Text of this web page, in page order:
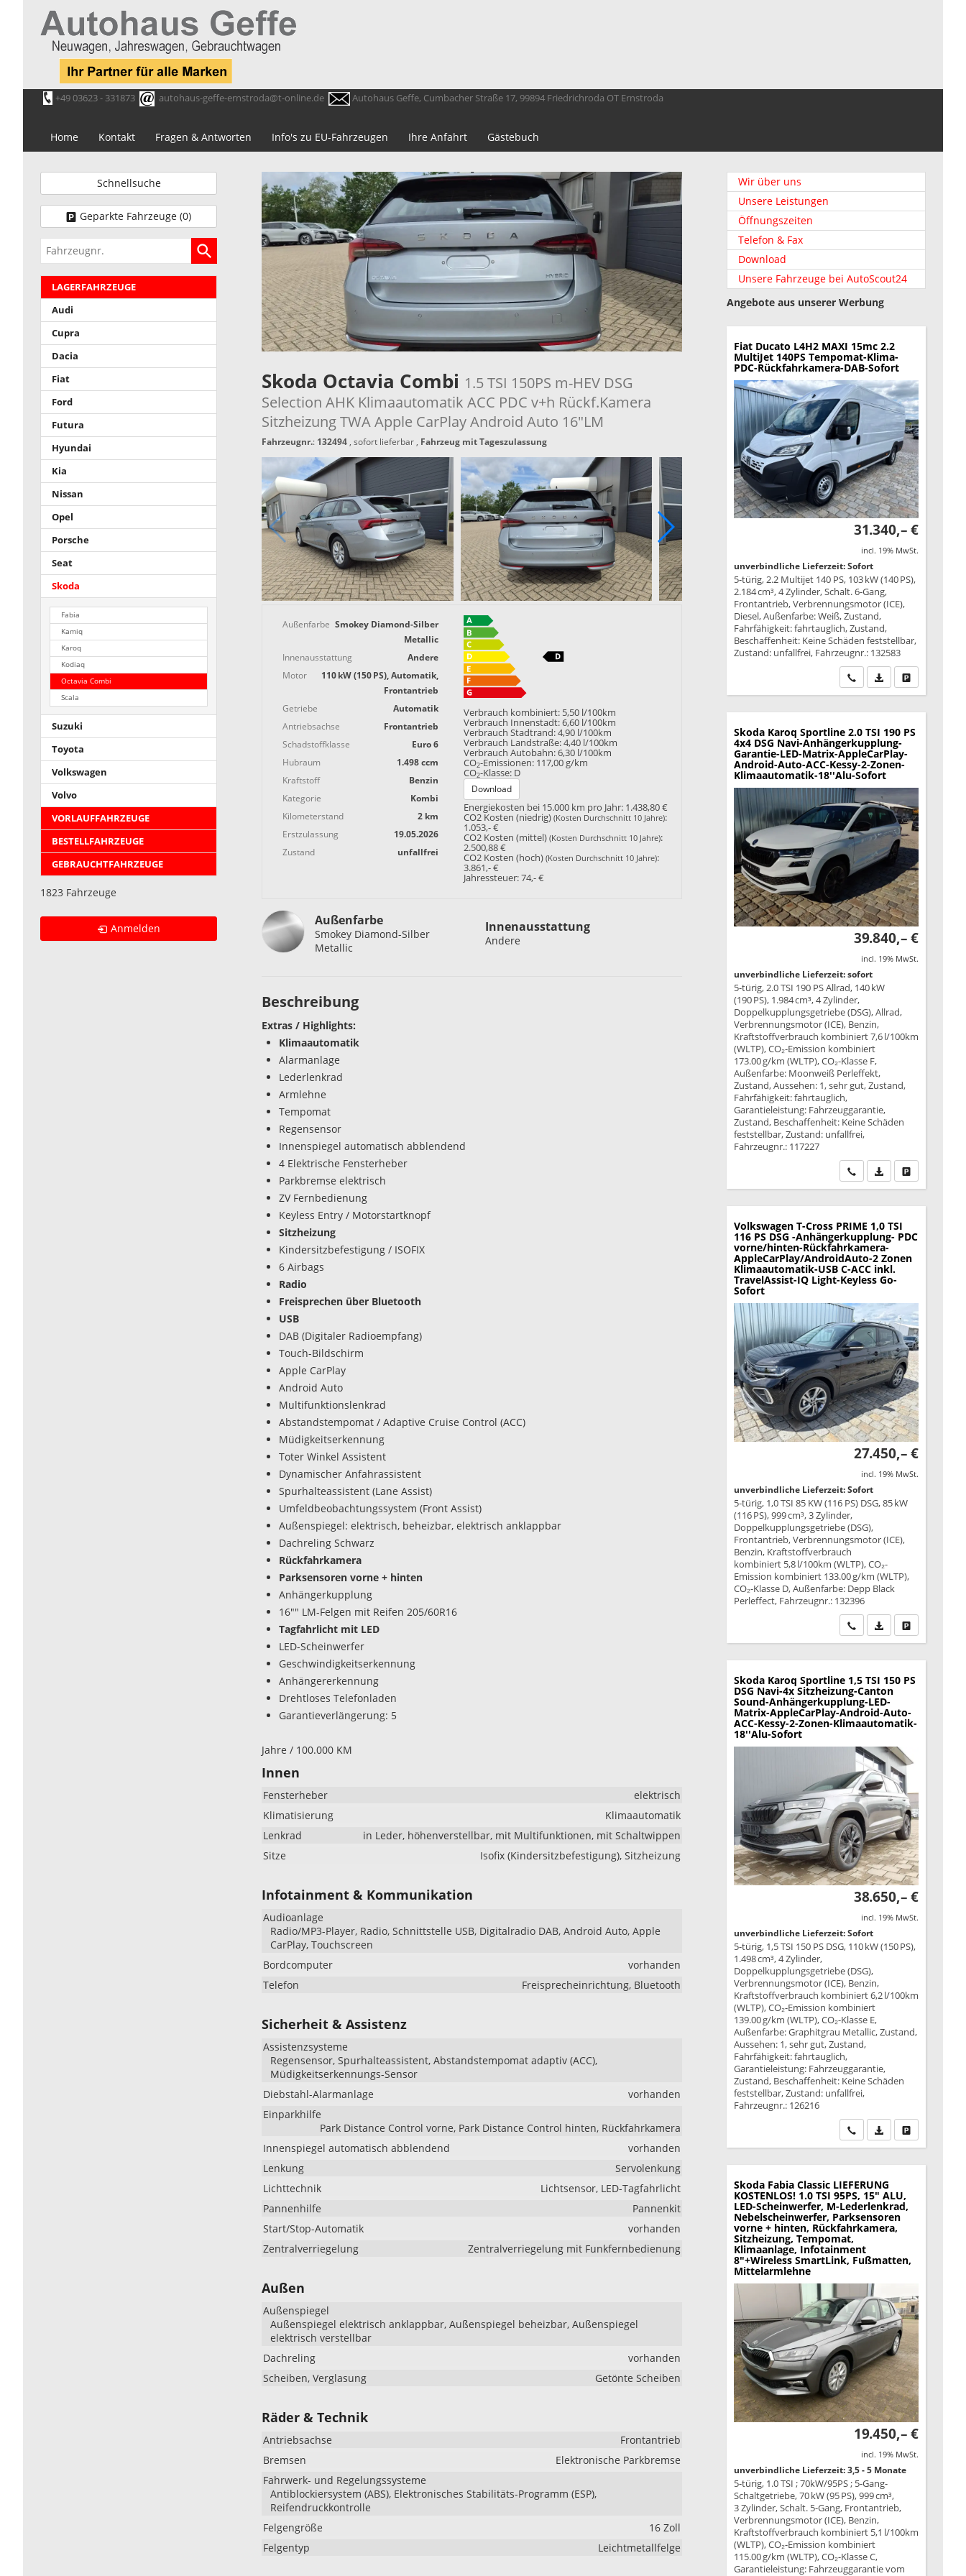
+49 03623 - 331873 autohaus-geffe-ernstroda@t-online.de Autohaus Geffe, Cumbacher Straße 17, 99894 Friedrichroda OT Ernstroda
Home Kontakt Fragen & Antworten Info's zu EU-Fahrzeugen Ihre Anfahrt Gästebuch
Skoda Octavia Combi 1.5 TSI 150PS m-HEV DSG
Selection AHK Klimaautomatik ACC PDC v+h Rückf.Kamera
Sitzheizung TWA Apple CarPlay Android Auto 16"LM
Fahrzeugnr.: 132494, sofort lieferbar, Fahrzeug mit Tageszulassung
Außenfarbe Smokey Diamond-Silber
Metallic
Innenausstattung
Andere
Motor
110 kW (150 PS), Automatik,
Frontantrieb
Getriebe
Automatik
Antriebsachse
Frontantrieb
Schadstoffklasse
Euro 6
Hubraum
1.498 ccm
Kraftstoff
Benzin
Kategorie
Kombi
Kilometerstand
2 km
Erstzulassung
19.05.2026
Zustand
unfallfrei
Verbrauch kombiniert: 5,50 l/100km
Verbrauch Innenstadt: 6,60 l/100km
Verbrauch Stadtrand: 4,90 l/100km
Verbrauch Landstraße: 4,40 l/100km
Verbrauch Autobahn: 6,30 l/100km
CO2-Emissionen: 117,00 g/km
CO2-Klasse: D
Download
Energiekosten bei 15.000 km pro Jahr: 1.438,80 €
CO2 Kosten (niedrig)(Kosten Durchschnitt 10 Jahre):
1.053,- €
CO2 Kosten (mittel)(Kosten Durchschnitt 10 Jahre):
2.500,88 €
CO2 Kosten (hoch)(Kosten Durchschnitt 10 Jahre):
3.861,- €
Jahressteuer: 74,- €
Außenfarbe
Smokey Diamond-Silber
Metallic
Innenausstattung
Andere
Beschreibung
Extras / Highlights:
Klimaautomatik
Alarmanlage
Lederlenkrad
Armlehne
Tempomat
Regensensor
Innenspiegel automatisch abblendend
4 Elektrische Fensterheber
Parkbremse elektrisch
ZV Fernbedienung
Keyless Entry / Motorstartknopf
Sitzheizung
Kindersitzbefestigung / ISOFIX
6 Airbags
Radio
Freisprechen über Bluetooth
USB
DAB (Digitaler Radioempfang)
Touch-Bildschirm
Apple CarPlay
Android Auto
Multifunktionslenkrad
Abstandstempomat / Adaptive Cruise Control (ACC)
Müdigkeitserkennung
Toter Winkel Assistent
Dynamischer Anfahrassistent
Spurhalteassistent (Lane Assist)
Umfeldbeobachtungssystem (Front Assist)
Außenspiegel: elektrisch, beheizbar, elektrisch anklappbar
Dachreling Schwarz
Rückfahrkamera
Parksensoren vorne + hinten
Anhängerkupplung
16"" LM-Felgen mit Reifen 205/60R16
Tagfahrlicht mit LED
LED-Scheinwerfer
Geschwindigkeitserkennung
Anhängererkennung
Drehtloses Telefonladen
Garantieverlängerung: 5
Jahre / 100.000 KM
Innen
Fensterheber
elektrisch
Klimatisierung
Klimaautomatik
Lenkrad
in Leder, höhenverstellbar, mit Multifunktionen, mit Schaltwippen
Sitze
Isofix (Kindersitzbefestigung), Sitzheizung
Infotainment & Kommunikation
Audioanlage
Radio/MP3-Player, Radio, Schnittstelle USB, Digitalradio DAB, Android Auto, Apple
CarPlay, Touchscreen
Bordcomputer
vorhanden
Telefon
Freisprecheinrichtung, Bluetooth
Sicherheit & Assistenz
Assistenzsysteme
Regensensor, Spurhalteassistent, Abstandstempomat adaptiv (ACC),
Müdigkeitserkennungs-Sensor
Diebstahl-Alarmanlage
vorhanden
Einparkhilfe
Park Distance Control vorne, Park Distance Control hinten, Rückfahrkamera
Innenspiegel automatisch abblendend
vorhanden
Lenkung
Servolenkung
Lichttechnik
Lichtsensor, LED-Tagfahrlicht
Pannenhilfe
Pannenkit
Start/Stop-Automatik
vorhanden
Zentralverriegelung
Zentralverriegelung mit Funkfernbedienung
Außen
Außenspiegel
Außenspiegel elektrisch anklappbar, Außenspiegel beheizbar, Außenspiegel
elektrisch verstellbar
Dachreling
vorhanden
Scheiben, Verglasung
Getönte Scheiben
Räder & Technik
Antriebsachse
Frontantrieb
Bremsen
Elektronische Parkbremse
Fahrwerk- und Regelungssysteme
Antiblockiersystem (ABS), Elektronisches Stabilitäts-Programm (ESP),
Reifendruckkontrolle
Felgengröße
16 Zoll
Felgentyp
Leichtmetallfelge
Schnellsuche
Geparkte Fahrzeuge (0)
Fahrzeugnr.
LAGERFAHRZEUGE
Audi
Cupra
Dacia
Fiat
Ford
Futura
Hyundai
Kia
Nissan
Opel
Porsche
Seat
Skoda
Fabia
Kamiq
Karoq
Kodiaq
Octavia Combi
Scala
Suzuki
Toyota
Volkswagen
Volvo
VORLAUFFAHRZEUGE
BESTELLFAHRZEUGE
GEBRAUCHTFAHRZEUGE
1823 Fahrzeuge
Anmelden
Wir über uns
Unsere Leistungen
Öffnungszeiten
Telefon & Fax
Download
Unsere Fahrzeuge bei AutoScout24
Angebote aus unserer Werbung
Fiat Ducato L4H2 MAXI 15mc 2.2
MultiJet 140PS Tempomat-Klima-
PDC-Rückfahrkamera-DAB-Sofort
31.340,– €
incl. 19% MwSt.
unverbindliche Lieferzeit: Sofort
5-türig, 2.2 Multijet 140 PS, 103 kW (140 PS),
2.184 cm³, 4 Zylinder, Schalt. 6-Gang,
Frontantrieb, Verbrennungsmotor (ICE),
Diesel, Außenfarbe: Weiß, Zustand,
Fahrfähigkeit: fahrtauglich, Zustand,
Beschaffenheit: Keine Schäden feststellbar,
Zustand: unfallfrei, Fahrzeugnr.: 132583
Wir rufen Sie an
PDF-Datei,Drucken,
Skoda Karoq Sportline 2.0 TSI 190 PS
4x4 DSG Navi-Anhängerkupplung-
Garantie-LED-Matrix-AppleCarPlay-
Android-Auto-ACC-Kessy-2-Zonen-
Klimaautomatik-18''Alu-Sofort
39.840,– €
incl. 19% MwSt.
unverbindliche Lieferzeit: sofort
5-türig, 2.0 TSI 190 PS Allrad, 140 kW
(190 PS), 1.984 cm³, 4 Zylinder,
Doppelkupplungsgetriebe (DSG), Allrad,
Verbrennungsmotor (ICE), Benzin,
Kraftstoffverbrauch kombiniert 7,6 l/100km
(WLTP), CO₂-Emission kombiniert
173.00 g/km (WLTP), CO₂-Klasse F,
Außenfarbe: Moonweiß Perleffekt,
Zustand, Aussehen: 1, sehr gut, Zustand,
Fahrfähigkeit: fahrtauglich,
Garantieleistung: Fahrzeuggarantie,
Zustand, Beschaffenheit: Keine Schäden
feststellbar, Zustand: unfallfrei,
Fahrzeugnr.: 117227
Wir rufen Sie an
PDF-Datei,Drucken,
Volkswagen T-Cross PRIME 1,0 TSI
116 PS DSG -Anhängerkupplung- PDC
vorne/hinten-Rückfahrkamera-
AppleCarPlay/AndroidAuto-2 Zonen
Klimaautomatik-USB C-ACC inkl.
TravelAssist-IQ Light-Keyless Go-
Sofort
27.450,– €
incl. 19% MwSt.
unverbindliche Lieferzeit: Sofort
5-türig, 1,0 TSI 85 KW (116 PS) DSG, 85 kW
(116 PS), 999 cm³, 3 Zylinder,
Doppelkupplungsgetriebe (DSG),
Frontantrieb, Verbrennungsmotor (ICE),
Benzin, Kraftstoffverbrauch
kombiniert 5,8 l/100km (WLTP), CO₂-
Emission kombiniert 133.00 g/km (WLTP),
CO₂-Klasse D, Außenfarbe: Depp Black
Perleffect, Fahrzeugnr.: 132396
Wir rufen Sie an
PDF-Datei,Drucken,
Skoda Karoq Sportline 1,5 TSI 150 PS
DSG Navi-4x Sitzheizung-Canton
Sound-Anhängerkupplung-LED-
Matrix-AppleCarPlay-Android-Auto-
ACC-Kessy-2-Zonen-Klimaautomatik-
18''Alu-Sofort
38.650,– €
incl. 19% MwSt.
unverbindliche Lieferzeit: Sofort
5-türig, 1,5 TSI 150 PS DSG, 110 kW (150 PS),
1.498 cm³, 4 Zylinder,
Doppelkupplungsgetriebe (DSG),
Verbrennungsmotor (ICE), Benzin,
Kraftstoffverbrauch kombiniert 6,2 l/100km
(WLTP), CO₂-Emission kombiniert
139.00 g/km (WLTP), CO₂-Klasse E,
Außenfarbe: Graphitgrau Metallic, Zustand,
Aussehen: 1, sehr gut, Zustand,
Fahrfähigkeit: fahrtauglich,
Garantieleistung: Fahrzeuggarantie,
Zustand, Beschaffenheit: Keine Schäden
feststellbar, Zustand: unfallfrei,
Fahrzeugnr.: 126216
Wir rufen Sie an
PDF-Datei,Drucken,
Skoda Fabia Classic LIEFERUNG
KOSTENLOS! 1.0 TSI 95PS, 15" ALU,
LED-Scheinwerfer, M-Lederlenkrad,
Nebelscheinwerfer, Parksensoren
vorne + hinten, Rückfahrkamera,
Sitzheizung, Tempomat,
Klimaanlage, Infotainment
8"+Wireless SmartLink, Fußmatten,
Mittelarmlehne
19.450,– €
incl. 19% MwSt.
unverbindliche Lieferzeit: 3,5 - 5 Monate
5-türig, 1.0 TSI ; 70kW/95PS ; 5-Gang-
Schaltgetriebe, 70 kW (95 PS), 999 cm³,
3 Zylinder, Schalt. 5-Gang, Frontantrieb,
Verbrennungsmotor (ICE), Benzin,
Kraftstoffverbrauch kombiniert 5,1 l/100km
(WLTP), CO₂-Emission kombiniert
115.00 g/km (WLTP), CO₂-Klasse C,
Garantieleistung: Fahrzeuggarantie vom